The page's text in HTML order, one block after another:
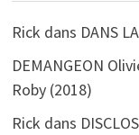
Rick dans DANS
DEMANGEON
Roby (2018)
Rick dans